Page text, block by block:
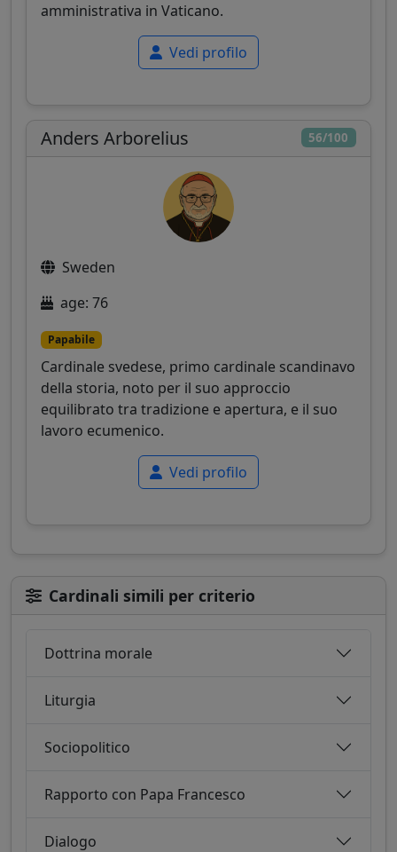
amministrativa in Vaticano.
Vedi profilo
56/100
Anders Arborelius
Sweden
age: 76
Papabile
Cardinale svedese, primo cardinale scandinavo
della storia, noto per il suo approccio
equilibrato tra tradizione e apertura, e il suo
lavoro ecumenico.
Vedi profilo
Cardinali simili per criterio
Dottrina morale
Liturgia
Sociopolitico
Rapporto con Papa Francesco
Dialogo